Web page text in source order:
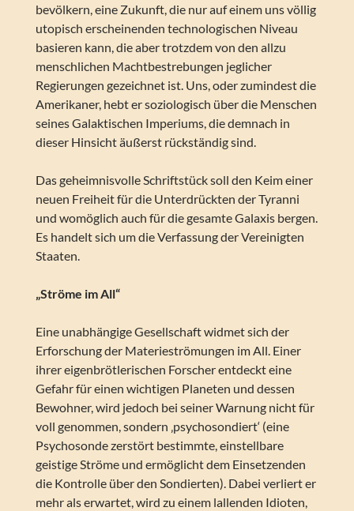
bevölkern, eine Zukunft, die nur auf einem uns völlig
utopisch erscheinenden technologischen Niveau
basieren kann, die aber trotzdem von den allzu
menschlichen Machtbestrebungen jeglicher
Regierungen gezeichnet ist. Uns, oder zumindest die
Amerikaner, hebt er soziologisch über die Menschen
seines Galaktischen Imperiums, die demnach in
dieser Hinsicht äußerst rückständig sind.
Das geheimnisvolle Schriftstück soll den Keim einer
neuen Freiheit für die Unterdrückten der Tyranni
und womöglich auch für die gesamte Galaxis bergen.
Es handelt sich um die Verfassung der Vereinigten
Staaten.
„Ströme im All“
Eine unabhängige Gesellschaft widmet sich der
Erforschung der Materieströmungen im All. Einer
ihrer eigenbrötlerischen Forscher entdeckt eine
Gefahr für einen wichtigen Planeten und dessen
Bewohner, wird jedoch bei seiner Warnung nicht für
voll genommen, sondern ‚psychosondiert‘ (eine
Psychosonde zerstört bestimmte, einstellbare
geistige Ströme und ermöglicht dem Einsetzenden
die Kontrolle über den Sondierten). Dabei verliert er
mehr als erwartet, wird zu einem lallenden Idioten,